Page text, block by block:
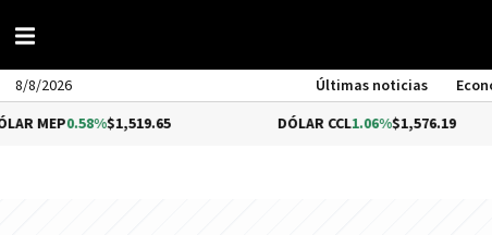
8/8/2026 Últimas noticias
$1,519.65 1.06%$1,576.19